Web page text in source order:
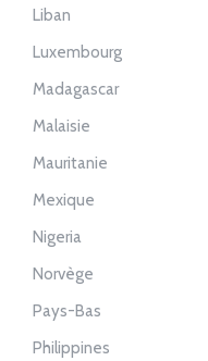
Liban
Luxembourg
Madagascar
Malaisie
Mauritanie
Mexique
Nigeria
Norvège
Pays-Bas
Philippines